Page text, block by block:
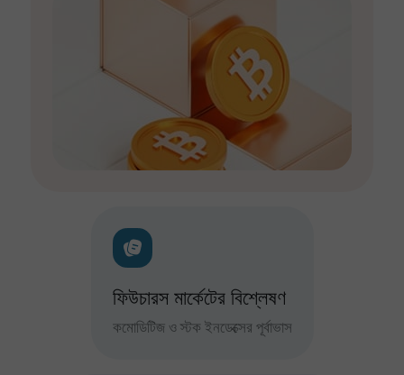
ফিউচারস মার্কেটের বিশ্লেষণ
কমোডিটিজ ও স্টক ইনডেক্সের পূর্বাভাস